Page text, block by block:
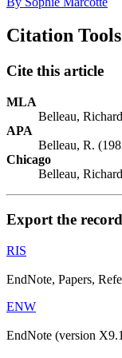
Citation Tools
Cite this article
MLA
Belleau,
APA
Belleau, R.
Chicago
Belleau,
Export the
RIS
EndNote, Papers,
ENW
EndNote (version